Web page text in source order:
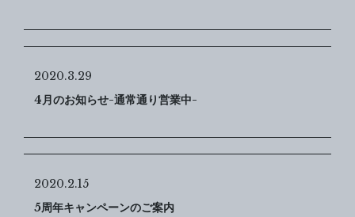
2020.3.29
4月のお知らせ-通常通り営業中-
2020.2.15
5周年キャンペーンのご案内